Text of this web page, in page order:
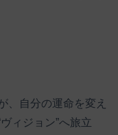
、自分の運命を変え
ィジョン”へ旅立